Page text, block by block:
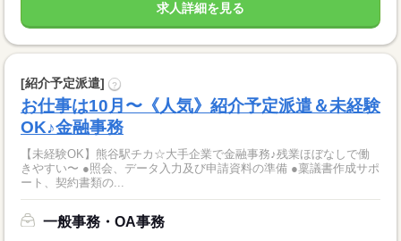
求人詳細を見る
[紹介予定派遣] ?
お仕事は10月〜《人気》紹介予定派遣＆未経験
OK♪金融事務
【未経験OK】熊谷駅チカ☆大手企業で金融事務♪残業ほぼなしで働
きやすい〜 ●照会、データ入力及び申請資料の準備 ●稟議書作成サポ
ート、契約書類の...
一般事務・OA事務